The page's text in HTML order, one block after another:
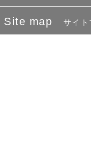
Site map サイト